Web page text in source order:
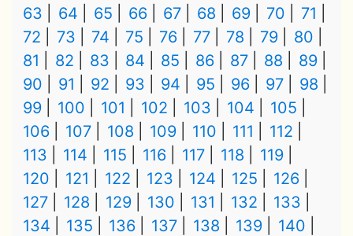
63
64 65 66 67 68 69 70
71
72
73 74 75 76 77 78 79
80
81
82 83 84 85 86 87 88
89
90
91 92 93 94 95 96 97
98
99
100 101 102 103 104
105
106
107 108 109 110 111
112
113
114 115 116 117 118
119
120
121 122 123 124 125
126
127
128 129 130 131 132
133
134
135 136 137 138 139
140